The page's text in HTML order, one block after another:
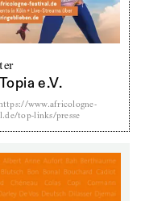
e.V.
www.africologne-
top-links/presse